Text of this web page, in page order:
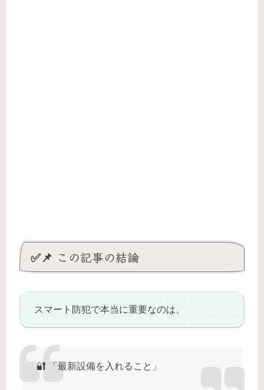
✅📌 この記事の結論
スマート防犯で本当に重要なのは、
🔐 「最新設備を入れること」